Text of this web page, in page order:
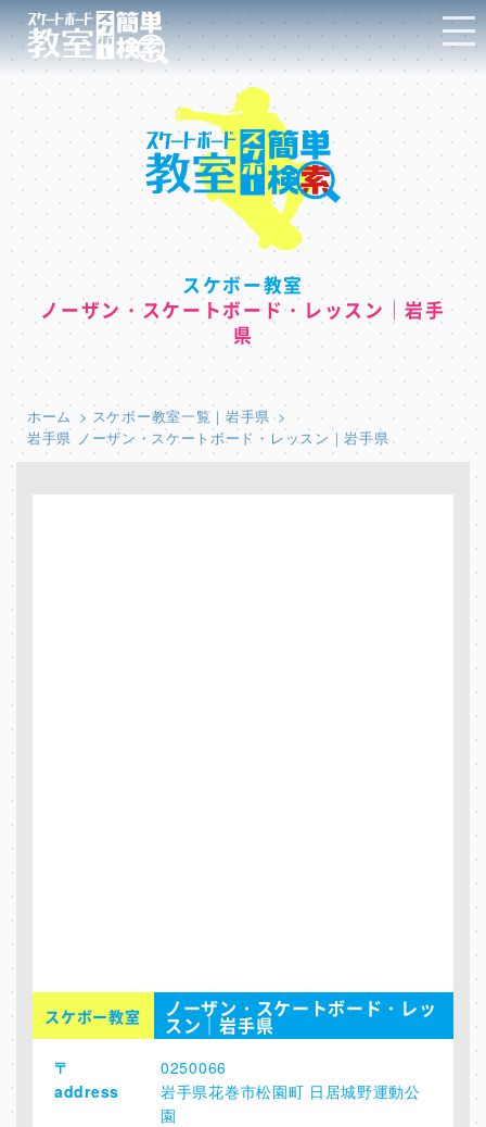
スケボー教室
ノーザン・スケートボード・レッスン｜岩手
県
ホーム
スケボー教室一覧｜岩手県
岩手県 ノーザン・スケートボード・レッスン｜岩手県
スケボー教室 ノーザン・スケートボード・レッ
スン｜岩手県
〒
address
0250066
岩手県花巻市松園町 日居城野運動公
園